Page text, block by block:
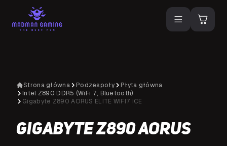
Strona główna Podzespoły
Płyta główna
Intel Z890 DDR5 (WiFi 7, Bluetooth)
Gigabyte Z890 AORUS ELITE WIFI7 ICE
Gigabyte Z890 AORUS